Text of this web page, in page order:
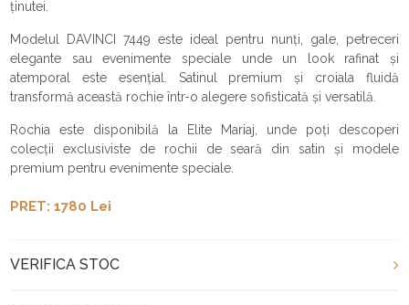
ținutei.
Modelul DAVINCI 7449 este ideal pentru nunți, gale, petreceri
elegante sau evenimente speciale unde un look rafinat și
atemporal este esențial. Satinul premium și croiala fluidă
transformă această rochie într-o alegere sofisticată și versatilă.
Rochia este disponibilă la Elite Mariaj, unde poți descoperi
colecții exclusiviste de rochii de seară din satin și modele
premium pentru evenimente speciale.
PRET: 1780 Lei
VERIFICA STOC